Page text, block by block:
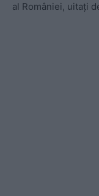
al României, uitați